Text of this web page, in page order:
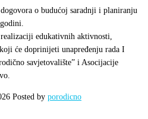
o budućoj saradnji i planiranju
edukativnih aktivnosti,
će doprinijeti unapređenju rada I
savjetovalište” i Asocijacije
Posted by porodicno